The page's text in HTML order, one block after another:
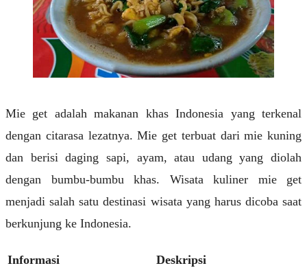
Mie get adalah makanan khas Indonesia yang terkenal
dengan citarasa lezatnya. Mie get terbuat dari mie kuning
dan berisi daging sapi, ayam, atau udang yang diolah
dengan bumbu-bumbu khas. Wisata kuliner mie get
menjadi salah satu destinasi wisata yang harus dicoba saat
berkunjung ke Indonesia.
Informasi
Deskripsi